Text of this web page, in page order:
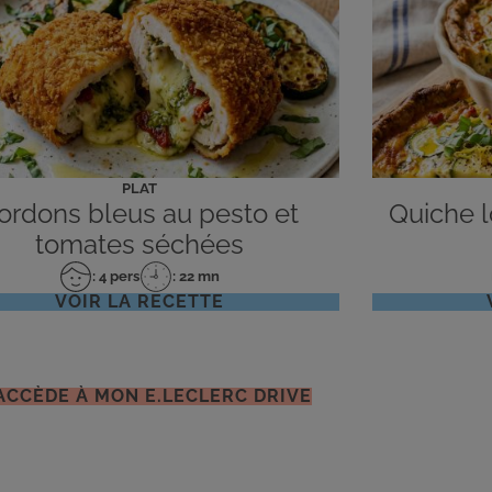
PLAT
bleus au pesto et
tomates séchées
Nombre
de
: 4 pers
Temps
de
: 22 mn
VOIR LA RECETTE
Quiche
À MON E.LECLERC DRIVE